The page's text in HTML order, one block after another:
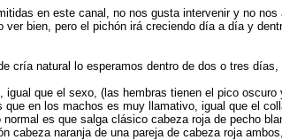
en este canal, no nos gusta intervenir y no
bien, pero el pichón irá creciendo día a día y
cría natural lo esperamos dentro de dos o tres
igual que el sexo, (las hembras tienen el pico
en los machos es muy llamativo, igual que el
es que salga clásico cabeza roja de pecho
cabeza naranja de una pareja de cabeza roja